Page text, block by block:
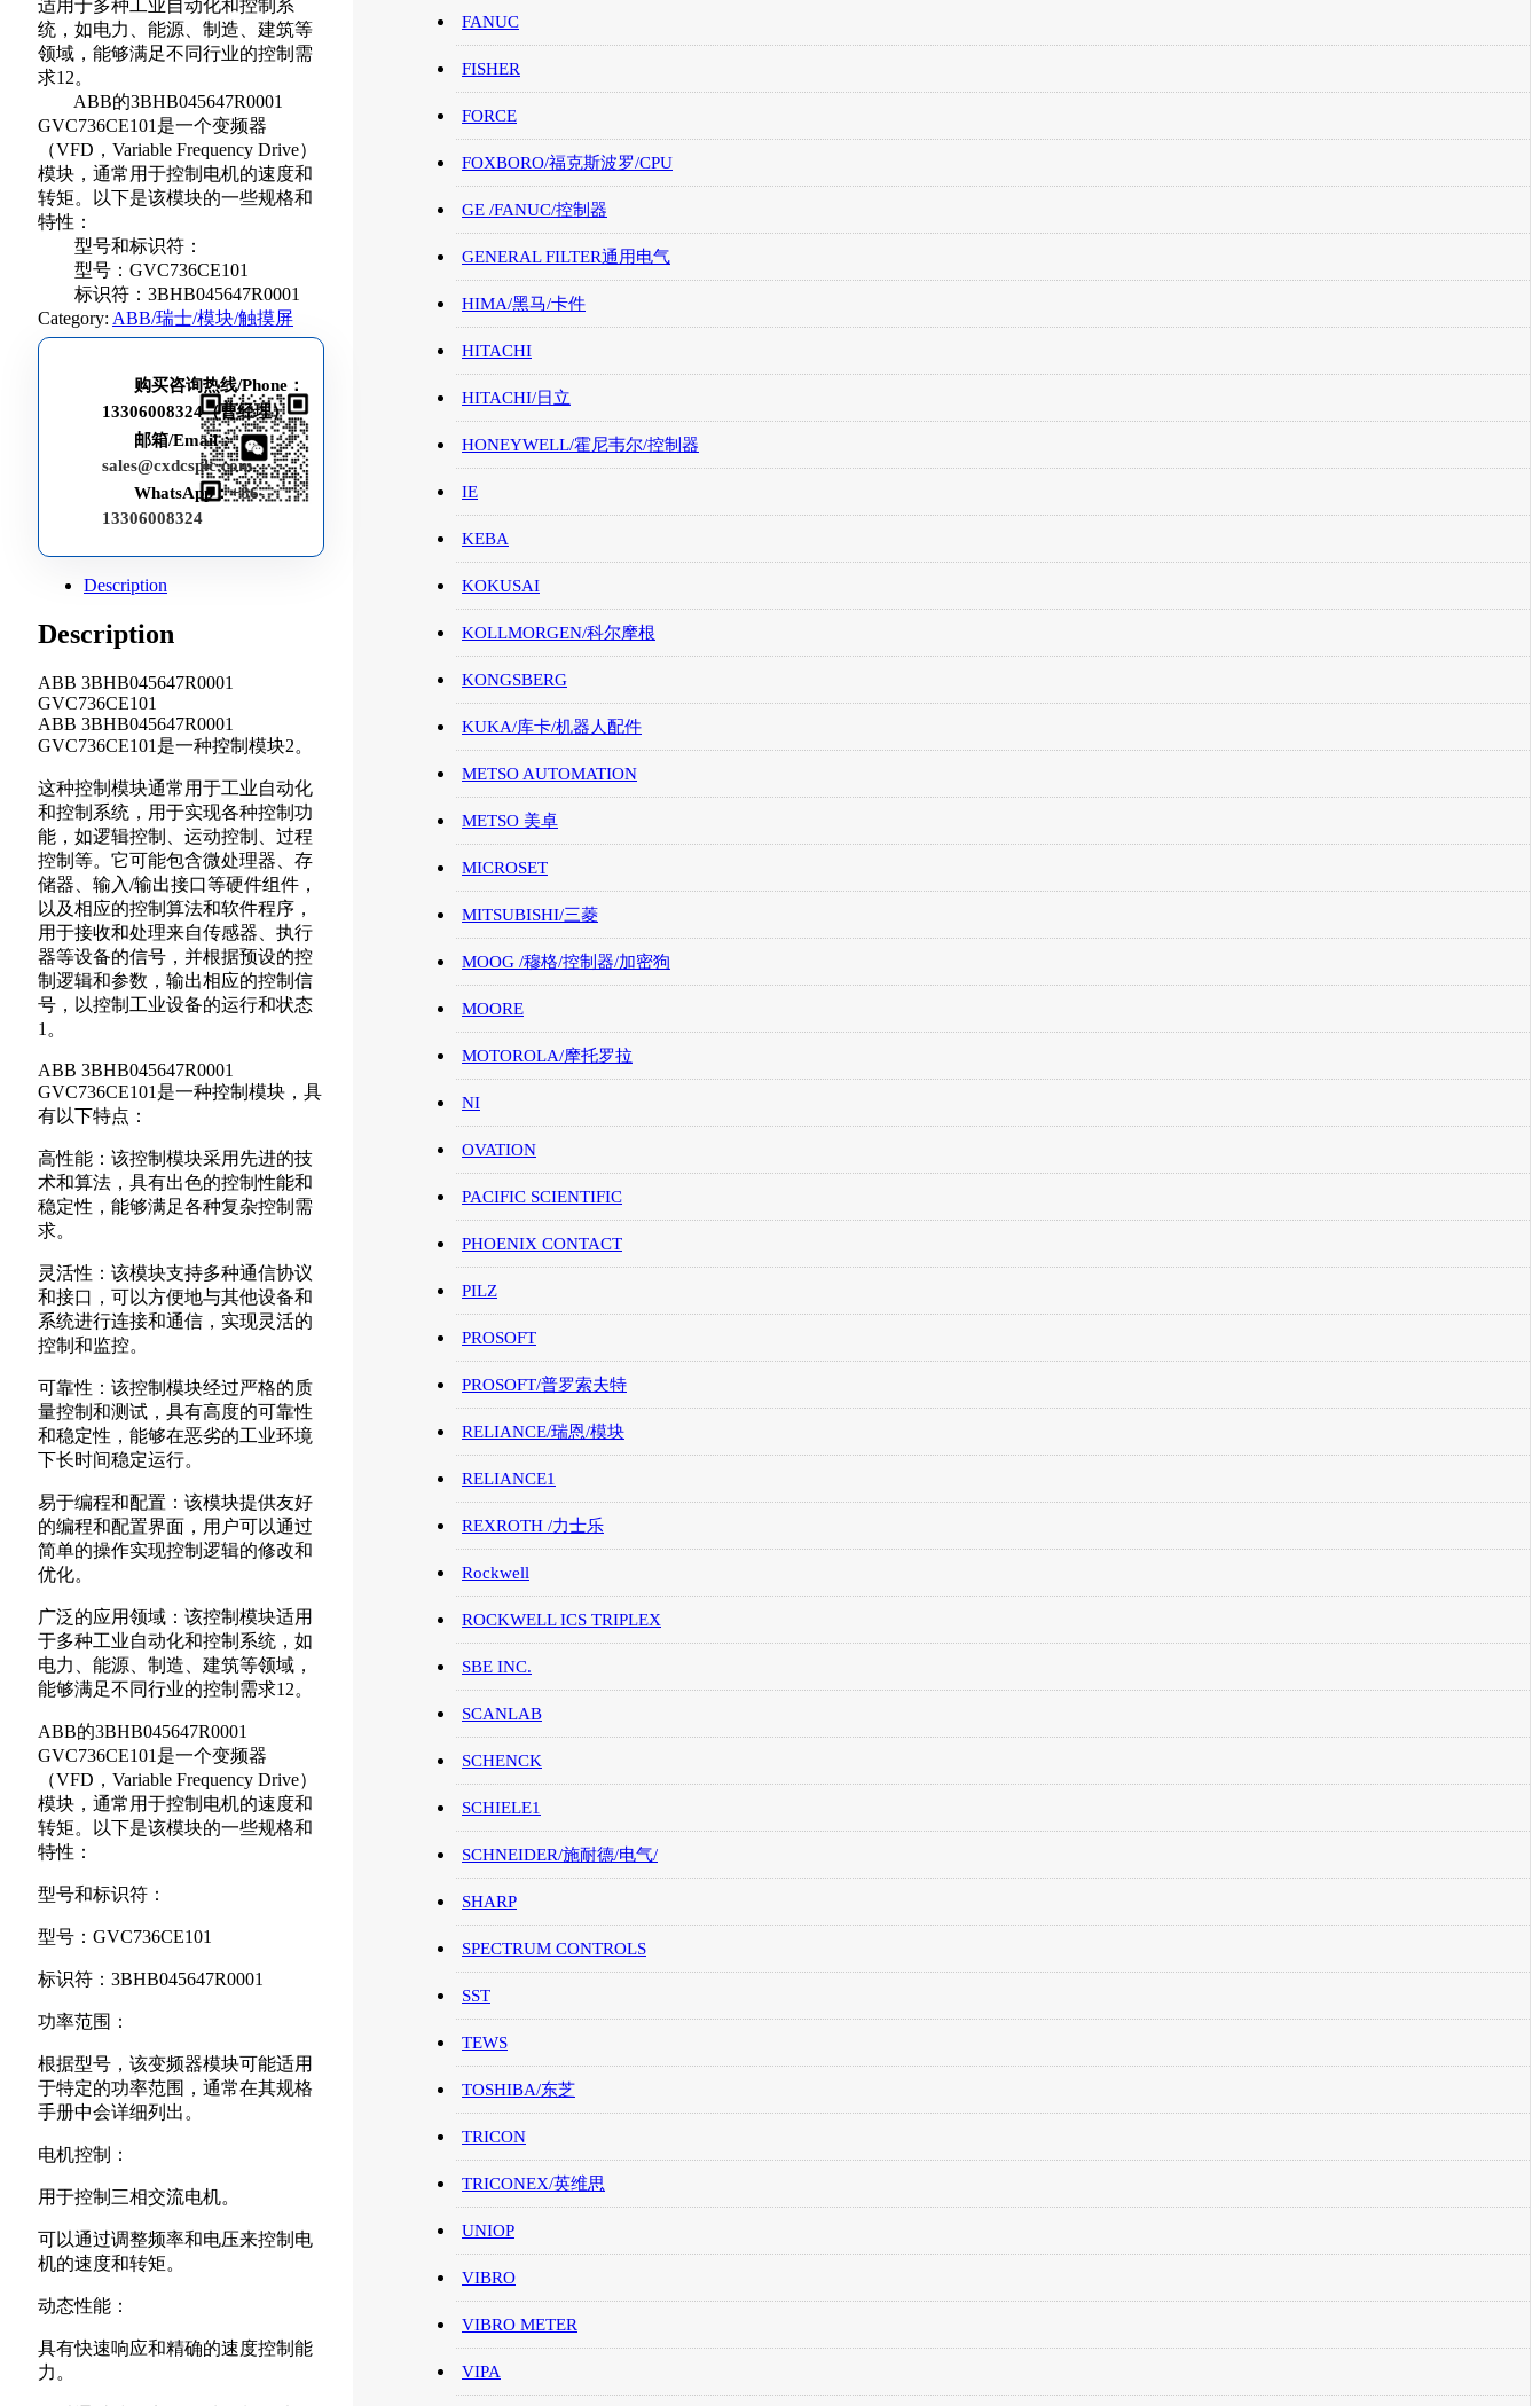
适用于多种工业自动化和控制系
统，如电力、能源、制造、建筑等
领域，能够满足不同行业的控制需
求12。
ABB的3BHB045647R0001
GVC736CE101是一个变频器
（VFD，Variable Frequency Drive）
模块，通常用于控制电机的速度和
转矩。以下是该模块的一些规格和
特性：
型号和标识符：
型号：GVC736CE101
标识符：3BHB045647R0001
Category: ABB/瑞士/模块/触摸屏
购买咨询热线/Phone：
13306008324（曹经理）
邮箱/Email：
sales@cxdcsplc.com
WhatsApp：+86-
13306008324
Description
Description
ABB 3BHB045647R0001
GVC736CE101
ABB 3BHB045647R0001
GVC736CE101是一种控制模块2。
这种控制模块通常用于工业自动化
和控制系统，用于实现各种控制功
能，如逻辑控制、运动控制、过程
控制等。它可能包含微处理器、存
储器、输入/输出接口等硬件组件，
以及相应的控制算法和软件程序，
用于接收和处理来自传感器、执行
器等设备的信号，并根据预设的控
制逻辑和参数，输出相应的控制信
号，以控制工业设备的运行和状态
1。
ABB 3BHB045647R0001
GVC736CE101是一种控制模块，具
有以下特点：
高性能：该控制模块采用先进的技
术和算法，具有出色的控制性能和
稳定性，能够满足各种复杂控制需
求。
灵活性：该模块支持多种通信协议
和接口，可以方便地与其他设备和
系统进行连接和通信，实现灵活的
控制和监控。
可靠性：该控制模块经过严格的质
量控制和测试，具有高度的可靠性
和稳定性，能够在恶劣的工业环境
下长时间稳定运行。
易于编程和配置：该模块提供友好
的编程和配置界面，用户可以通过
简单的操作实现控制逻辑的修改和
优化。
广泛的应用领域：该控制模块适用
于多种工业自动化和控制系统，如
电力、能源、制造、建筑等领域，
能够满足不同行业的控制需求12。
ABB的3BHB045647R0001
GVC736CE101是一个变频器
（VFD，Variable Frequency Drive）
模块，通常用于控制电机的速度和
转矩。以下是该模块的一些规格和
特性：
型号和标识符：
型号：GVC736CE101
标识符：3BHB045647R0001
功率范围：
根据型号，该变频器模块可能适用
于特定的功率范围，通常在其规格
手册中会详细列出。
电机控制：
用于控制三相交流电机。
可以通过调整频率和电压来控制电
机的速度和转矩。
动态性能：
具有快速响应和精确的速度控制能
力。
FANUC
FISHER
FORCE
FOXBORO/福克斯波罗/CPU
GE /FANUC/控制器
GENERAL FILTER通用电气
HIMA/黑马/卡件
HITACHI
HITACHI/日立
HONEYWELL/霍尼韦尔/控制器
IE
KEBA
KOKUSAI
KOLLMORGEN/科尔摩根
KONGSBERG
KUKA/库卡/机器人配件
METSO AUTOMATION
METSO 美卓
MICROSET
MITSUBISHI/三菱
MOOG /穆格/控制器/加密狗
MOORE
MOTOROLA/摩托罗拉
NI
OVATION
PACIFIC SCIENTIFIC
PHOENIX CONTACT
PILZ
PROSOFT
PROSOFT/普罗索夫特
RELIANCE/瑞恩/模块
RELIANCE1
REXROTH /力士乐
Rockwell
ROCKWELL ICS TRIPLEX
SBE INC.
SCANLAB
SCHENCK
SCHIELE1
SCHNEIDER/施耐德/电气/
SHARP
SPECTRUM CONTROLS
SST
TEWS
TOSHIBA/东芝
TRICON
TRICONEX/英维思
UNIOP
VIBRO
VIBRO METER
VIPA